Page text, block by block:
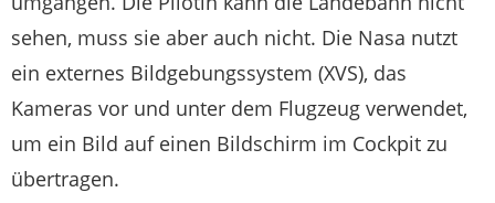
sehen, muss sie aber auch nicht. Die Nasa nutzt
ein externes Bildgebungssystem (XVS), das
Kameras vor und unter dem Flugzeug verwendet,
um ein Bild auf einen Bildschirm im Cockpit zu
übertragen.